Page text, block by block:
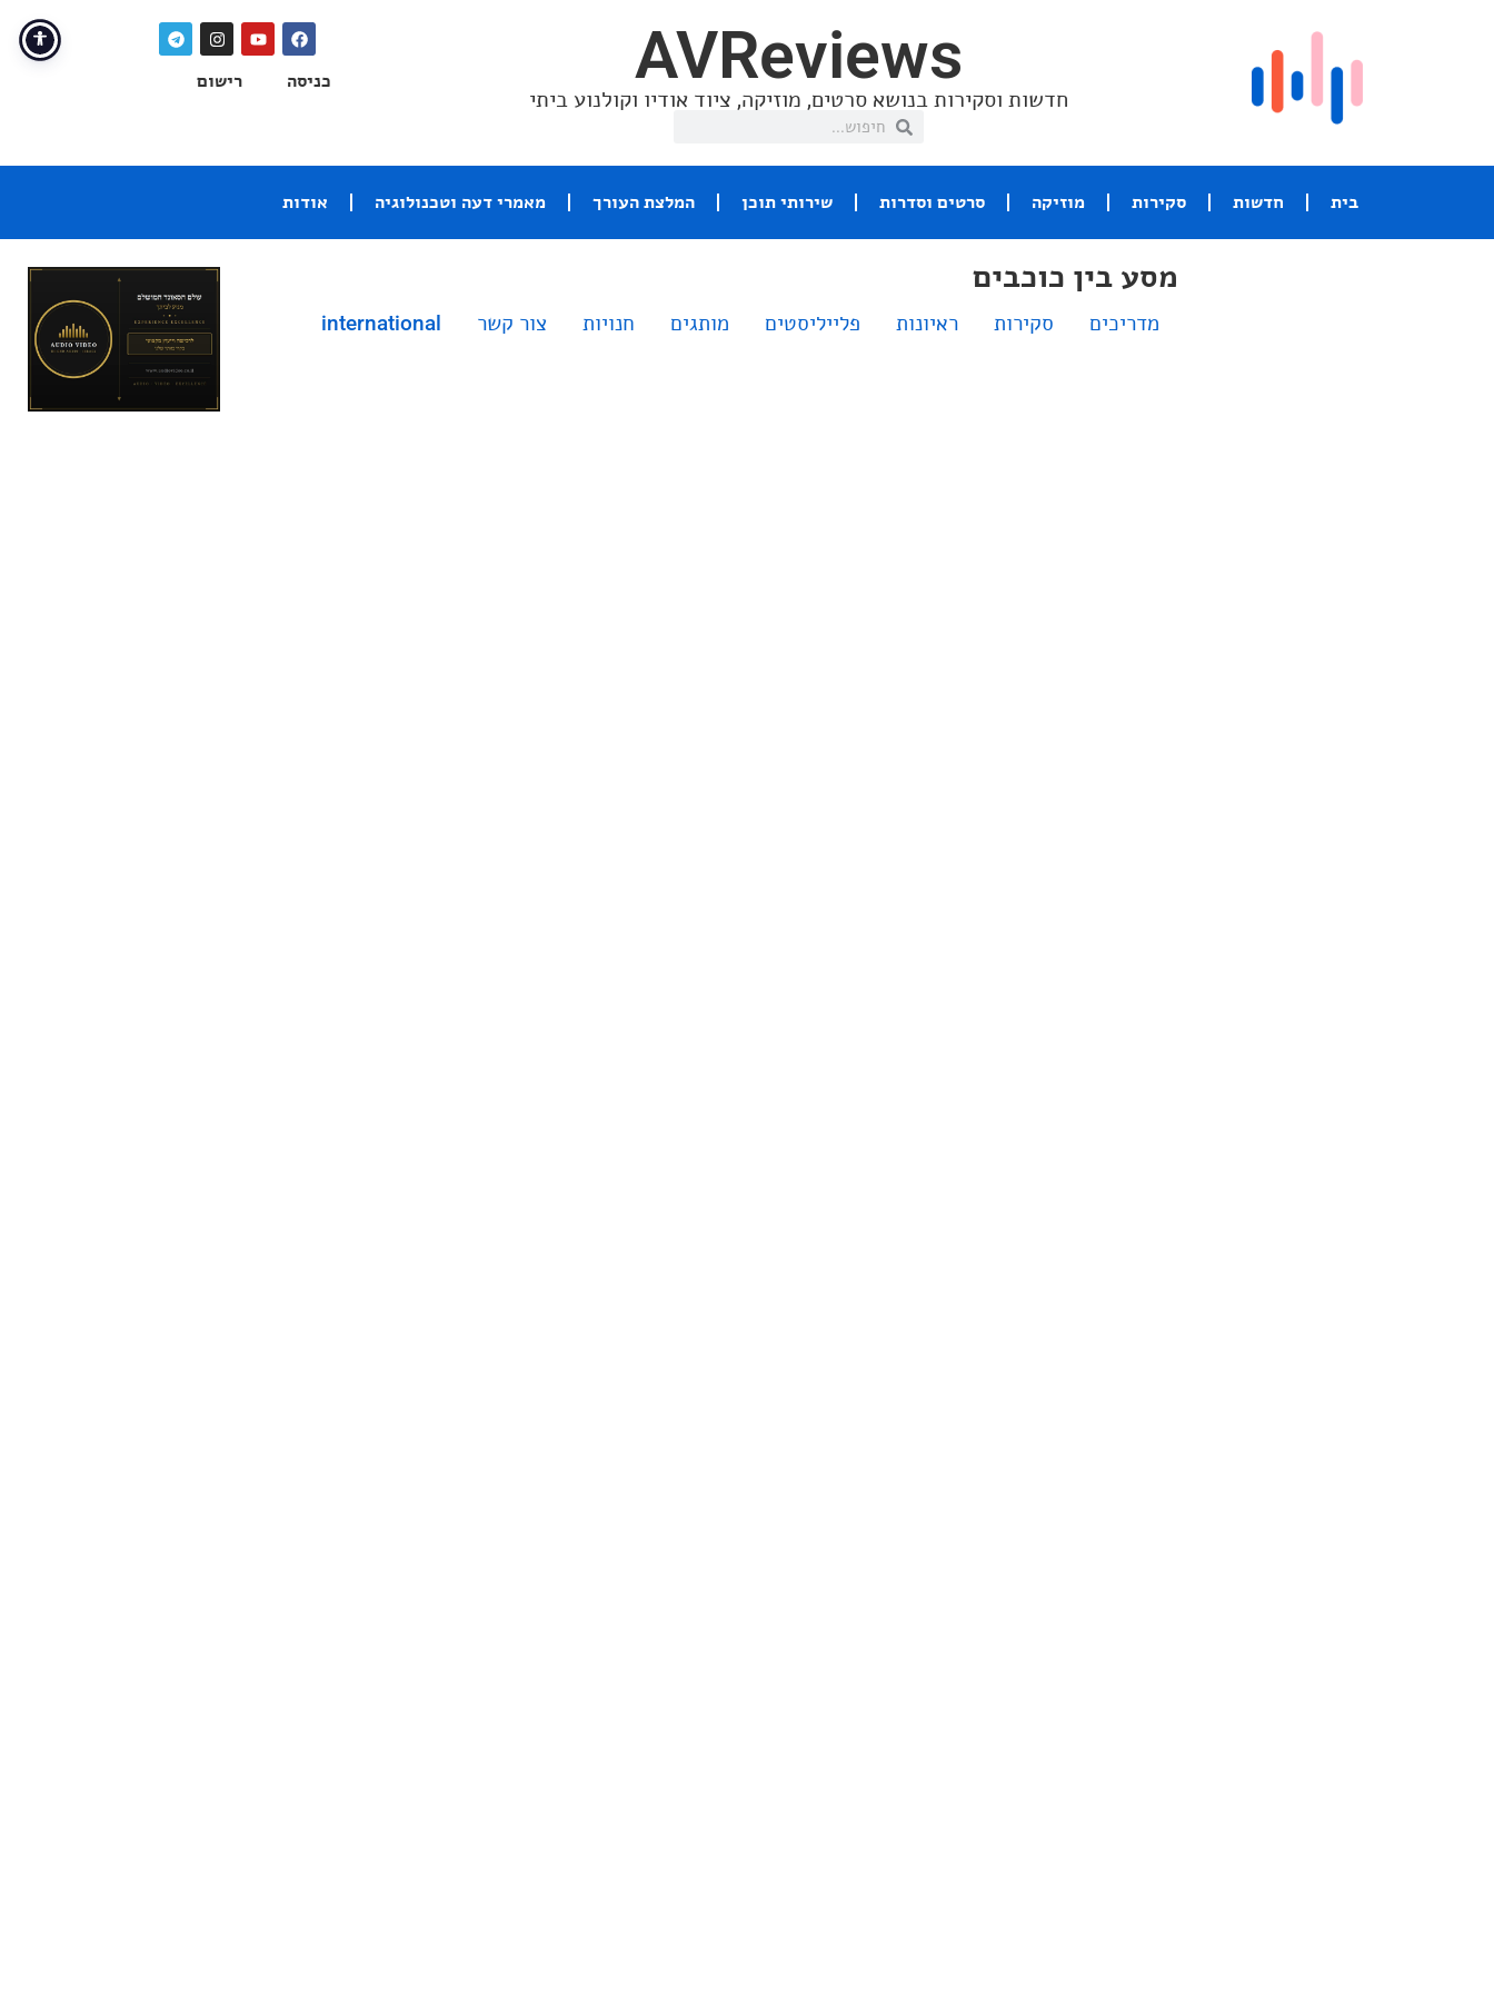
AVReviews
חדשות וסקירות בנושא סרטים, מוזיקה, ציוד אודיו וקולנוע ביתי
כניסה רישום
בית חדשות סקירות מוזיקה סרטים וסדרות שירותי תוכן המלצת העורך מאמרי דעה וטכנולוגיה אודות
מסע בין כוכבים
מדריכים סקירות ראיונות פלייליסטים מותגים חנויות צור קשר international